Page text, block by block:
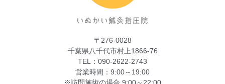
〒276-0028
千葉県八千代市村上1866-76
TEL：090-2622-2743
営業時間：9:00～19:00